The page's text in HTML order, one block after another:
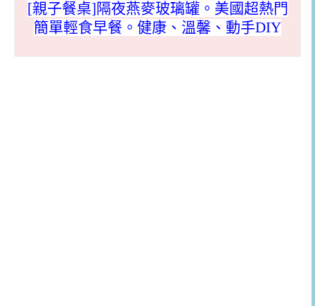
[親子餐桌]隔夜燕麥玻璃罐。美國超熱門
簡單輕食早餐。健康、溫馨、動手DIY